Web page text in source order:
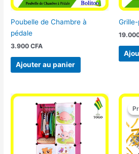
Poubelle de Chambre à
pédale
3.900CFA
Ajouter au panier